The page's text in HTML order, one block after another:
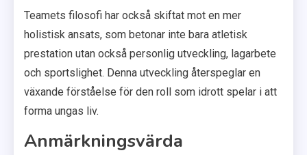
Teamets filosofi har också skiftat mot en mer
holistisk ansats, som betonar inte bara atletisk
prestation utan också personlig utveckling, lagarbete
och sportslighet. Denna utveckling återspeglar en
växande förståelse för den roll som idrott spelar i att
forma ungas liv.
Anmärkningsvärda